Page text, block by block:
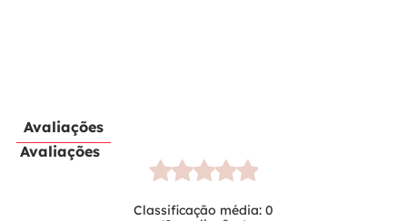
Avaliações
Avaliações
Classificação média: 0